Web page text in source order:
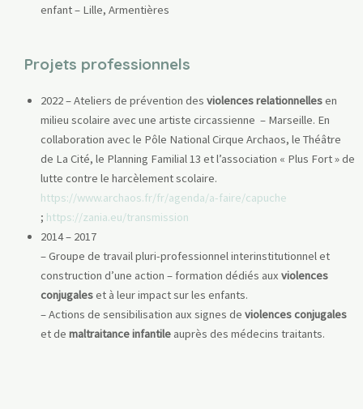
enfant – Lille, Armentières
Projets professionnels
2022 – Ateliers de prévention des violences relationnellesen
milieu scolaire avec une artiste circassienne – Marseille. En
collaboration avec le Pôle National Cirque Archaos, le Théâtre
de La Cité, le Planning Familial 13 et l’association « Plus Fort » de
lutte contre le harcèlement scolaire.
https://www.archaos.fr/fr/agenda/a-faire/capuche
; https://zania.eu/transmission
2014 – 2017
– Groupe de travail pluri-professionnel interinstitutionnel et
construction d’une action – formation dédiés aux violences
conjugaleset à leur impact sur les enfants.
– Actions de sensibilisation aux signes de violences conjugales
et de maltraitance infantile auprès des médecins traitants.